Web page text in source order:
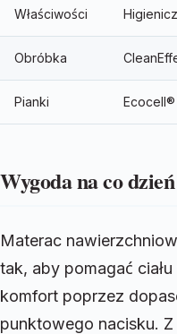
Właściwości
Obróbka
Pianki Ecocell®
Wygoda na co
Materac
tak, aby pomagać
komfort poprzez
punktowego nacisku.